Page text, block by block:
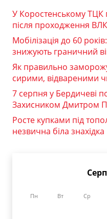
У Коростенському ТЦК
після проходження ВЛК
Мобілізація до 60
знижують граничний
Як правильно
сирими, відвареними
7 серпня у Бердичеві
Захисником Дмитром
Росте купками під
незвична біла знахідка
Пн Вт Ср